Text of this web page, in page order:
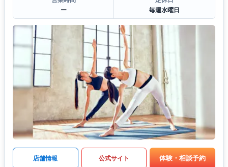
ー
毎週水曜日
店舗情報 公式サイト 体験・相談予約